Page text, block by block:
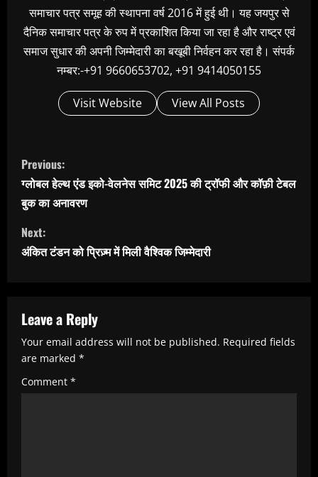
समाचार पत्र समूह की स्थापना वर्ष 2016 में हुई थी। यह जयपुर से
दैनिक समाचार पत्र के रुप में प्रकाशित किया जा रहा है और राष्ट्र एवं
समाज सुधार की अपनी जिम्मेदारी का बखूबी निर्वहन कर रहा है। संपर्क
नम्बर:-+91 9660653702, +91 9414050155
Visit Website View All Posts
C
o
n
t
i
e
R
e
a
Previous:
ग्लोबल हेल्थ एंड इको-वेलनेस समिट 2025 की ट्रॉफी और कॉफ़ी टेबल
बुक का अनावरण
Next:
अंकित टंडन को प्रिज़्म में मिली वैश्विक जिम्मेदारी
Leave a Reply
Your email address will not be published. Required fields
are marked *
Comment *